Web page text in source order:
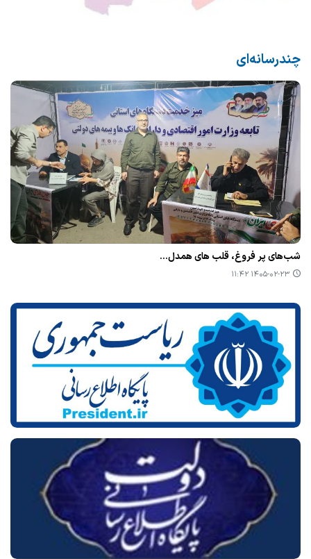
چندرسانه‌ای
شب‌های پر فروغ، قلب های همدل...
۱۴۰۵-۰۲-۲۳ ۱۱:۴۲